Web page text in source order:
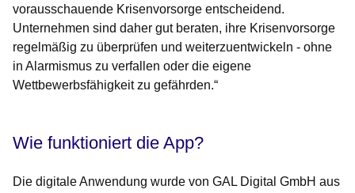
vorausschauende Krisenvorsorge entscheidend.
Unternehmen sind daher gut beraten, ihre Krisenvorsorge
regelmäßig zu überprüfen und weiterzuentwickeln - ohne
in Alarmismus zu verfallen oder die eigene
Wettbewerbsfähigkeit zu gefährden.“
Wie funktioniert die App?
Die digitale Anwendung wurde von GAL Digital GmbH aus